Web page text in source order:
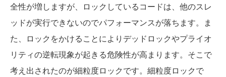
全性が増しますが、ロックしているコードは、他のスレ
ッドが実行できないのでパフォーマンスが落ちます。ま
た、ロックをかけることによりデッドロックやプライオ
リティの逆転現象が起きる危険性が高まります。そこで
考え出されたのが細粒度ロックです。細粒度ロックで